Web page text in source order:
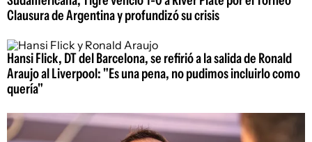
Clausura de Argentina y profundizó su crisis
Hansi Flick, DT del Barcelona, se refirió a la salida de Ronald
Araujo al Liverpool: "Es una pena, no pudimos incluirlo como
quería"